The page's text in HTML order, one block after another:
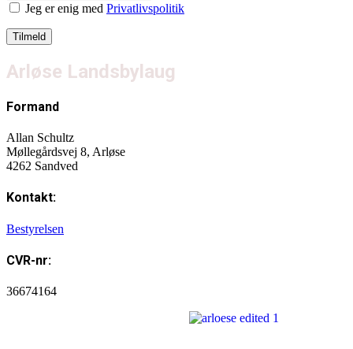
Jeg er enig med Privatlivspolitik
Arløse Landsbylaug
Formand
Allan Schultz
Møllegårdsvej 8, Arløse
4262 Sandved
Kontakt:
Bestyrelsen
CVR-nr:
36674164